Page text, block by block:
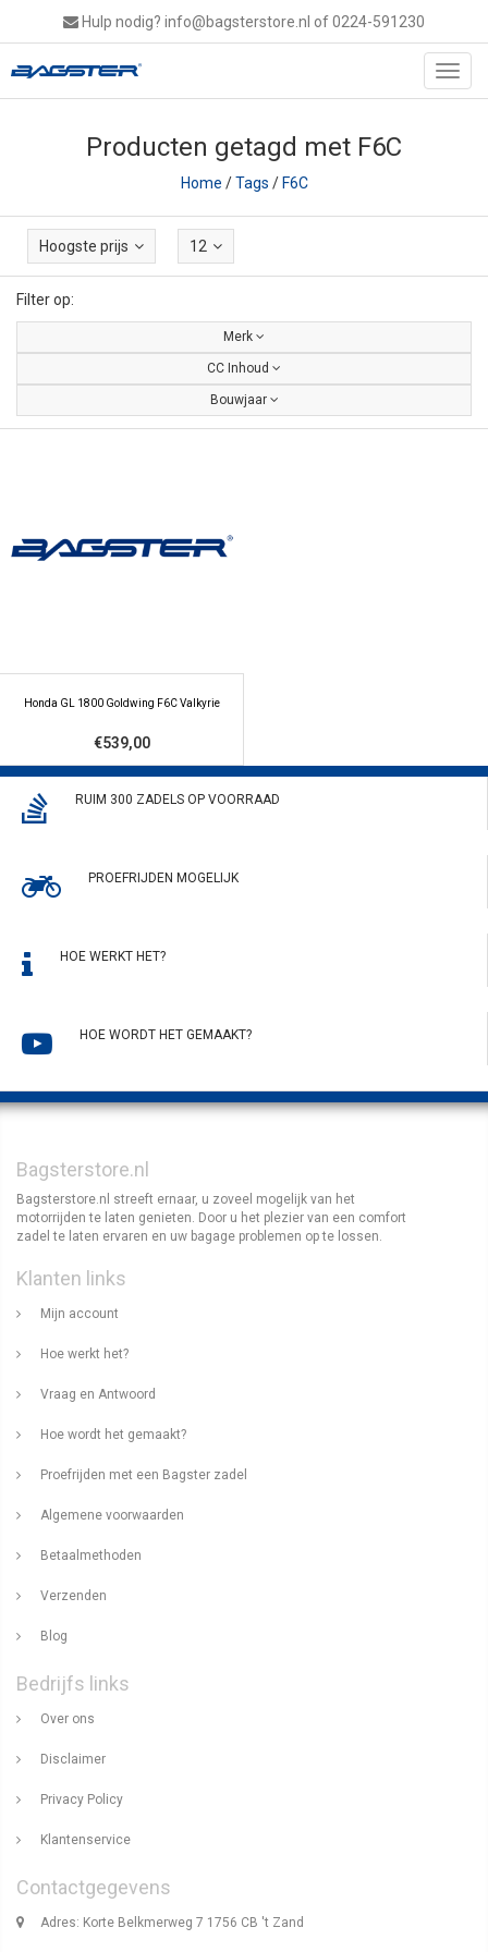
Hulp nodig? info@bagsterstore.nl of 0224-591230
Producten getagd met F6C
Home /Tags /F6C
Hoogste prijs 12
Filter op:
Merk
CC Inhoud
Bouwjaar
Honda GL 1800 Goldwing F6C Valkyrie
€539,00
RUIM 300 ZADELS OP VOORRAAD
PROEFRIJDEN MOGELIJK
HOE WERKT HET?
HOE WORDT HET GEMAAKT?
Bagsterstore.nl
Bagsterstore.nl streeft ernaar, u zoveel mogelijk van het
motorrijden te laten genieten. Door u het plezier van een comfort
zadel te laten ervaren en uw bagage problemen op te lossen.
Klanten links
Mijn account
Hoe werkt het?
Vraag en Antwoord
Hoe wordt het gemaakt?
Proefrijden met een Bagster zadel
Algemene voorwaarden
Betaalmethoden
Verzenden
Blog
Bedrijfs links
Over ons
Disclaimer
Privacy Policy
Klantenservice
Contactgegevens
Adres: Korte Belkmerweg 7 1756 CB 't Zand